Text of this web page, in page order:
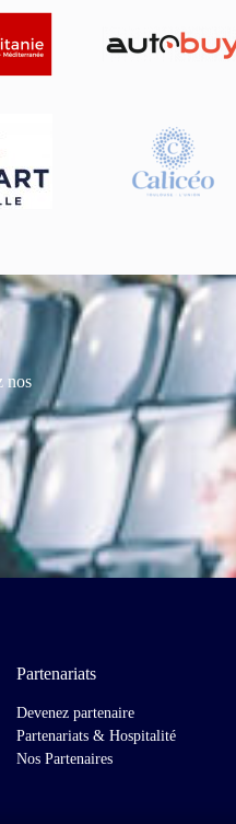
nos
Partenariats
Devenez partenaire
Partenariats & Hospitalité
Nos Partenaires